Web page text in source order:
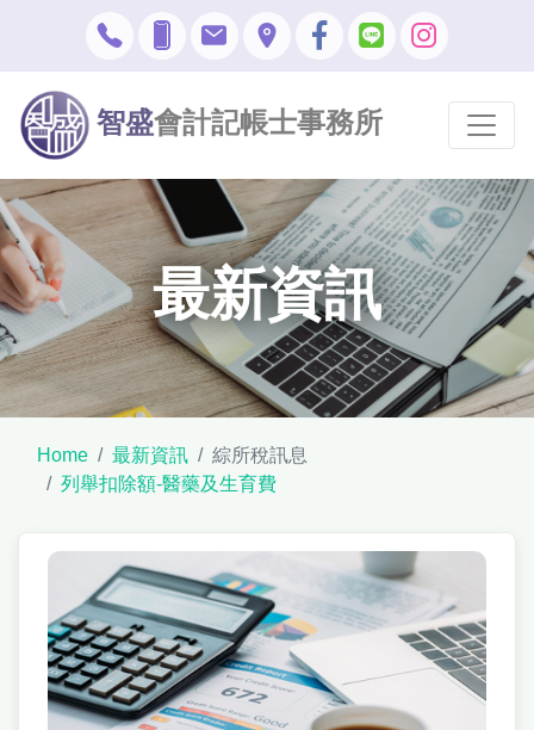
智盛會計記帳士事務所
最新資訊
Home 最新資訊
綜所稅訊息
列舉扣除額-醫藥及生育費